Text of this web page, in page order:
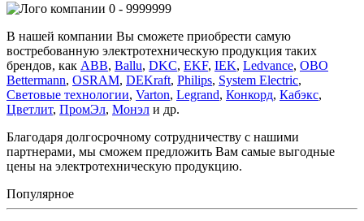
0 - 9999999
В нашей компании Вы сможете приобрести самую
востребованную электротехническую продукция таких
брендов, как ABB, Ballu, DKC, EKF, IEK, Ledvance, OBO
Bettermann, OSRAM, DEKraft, Philips, System Electric,
Световые технологии, Varton, Legrand, Конкорд, Кабэкс,
Цветлит, ПромЭл, Монэл и др.
Благодаря долгосрочному сотрудничеству с нашими
партнерами, мы сможем предложить Вам самые выгодные
цены на электротехническую продукцию.
Популярное